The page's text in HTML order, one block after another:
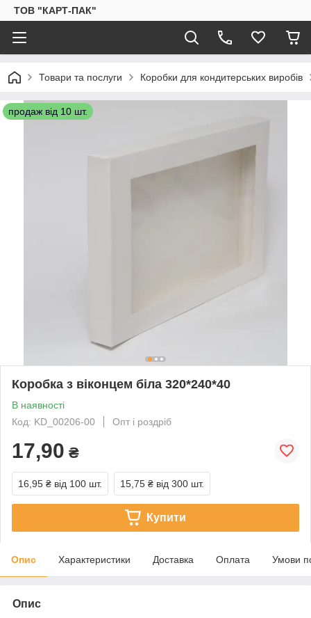
ТОВ "КАРТ-ПАК"
Товари та послуги Коробки для кондитерських виробів
продаж від 10 шт.
Коробка з віконцем біла 320*240*40
В наявності
Код: KD_00206-00
Опт і роздріб
17,90 ₴
16,95 ₴ від 100 шт. 15,75 ₴ від 300 шт.
Купити
Опис Характеристики Доставка Оплата Умови
Опис